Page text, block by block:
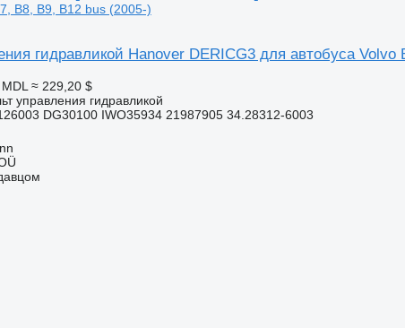
B8, B9, B12 bus (2005-)
гидравликой Hanover DERICG3 для автобуса Volvo
≈ 229,20 $
управления гидравликой
DG30100 IWO35934 21987905 34.28312-6003